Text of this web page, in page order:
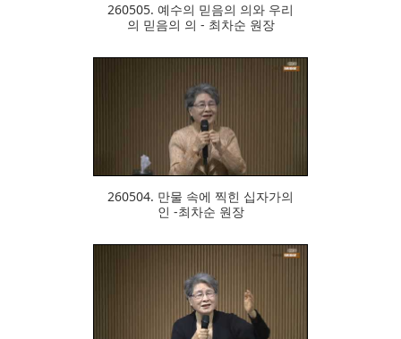
260505. 예수의 믿음의 의와 우리
의 믿음의 의 - 최차순 원장
260504. 만물 속에 찍힌 십자가의
인 -최차순 원장